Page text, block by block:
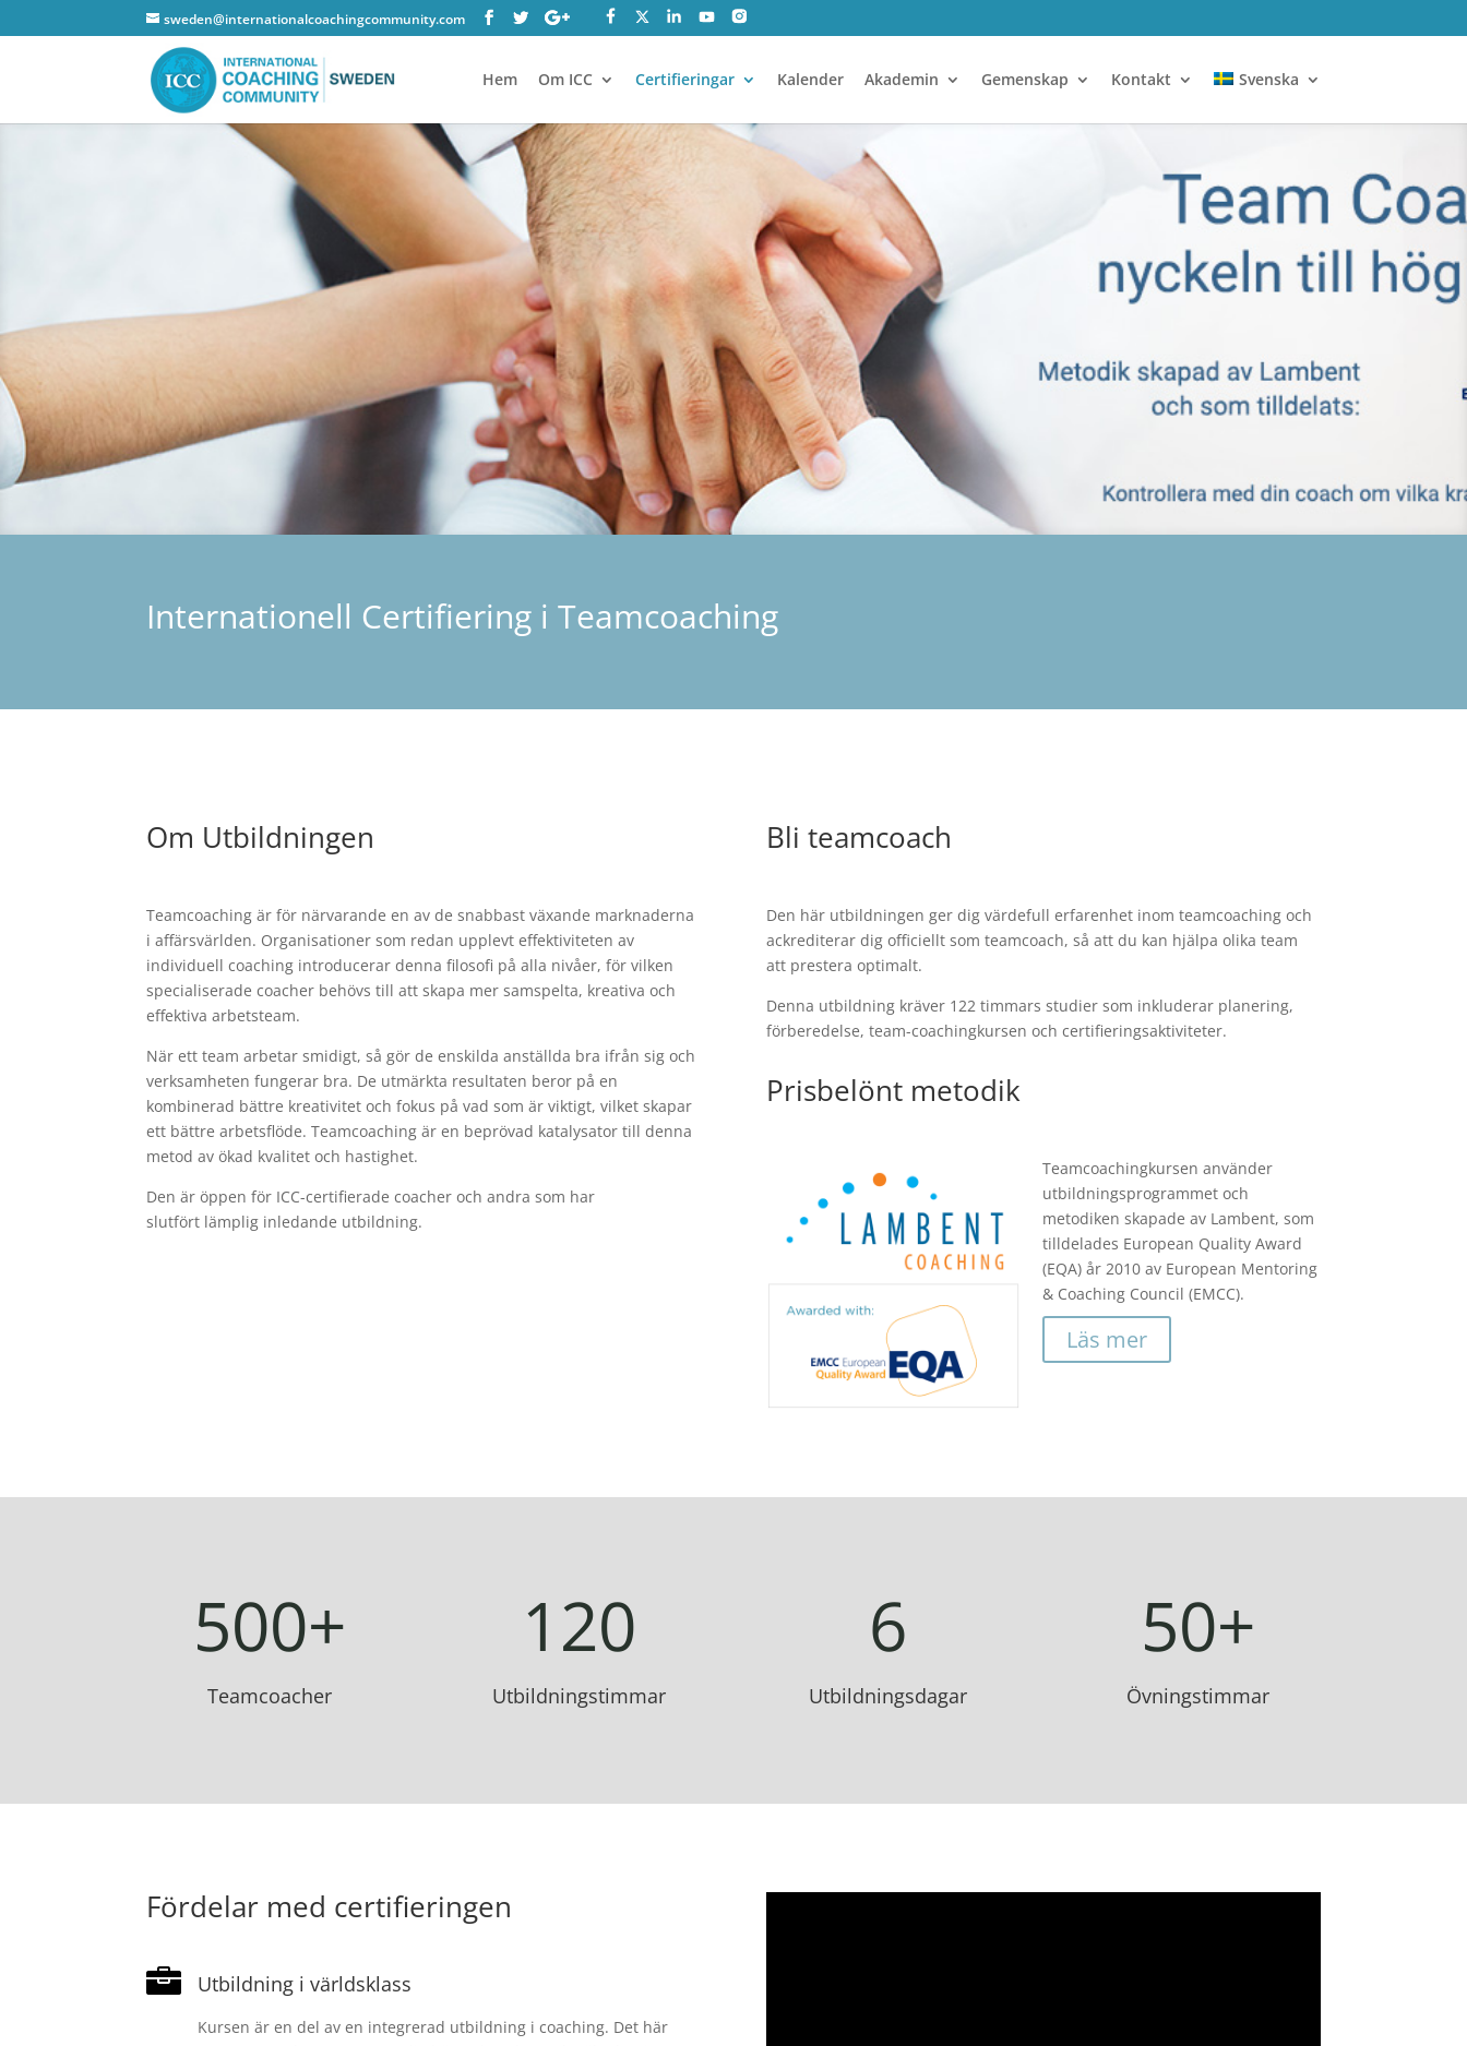
sweden@internationalcoachingcommunity.com
Hem Om ICC Certifieringar Kalender Akademin Gemenskap Kontakt Svenska
Internationell Certifiering i Teamcoaching
Om Utbildningen
Teamcoaching är för närvarande en av de snabbast växande marknaderna
i affärsvärlden. Organisationer som redan upplevt effektiviteten av
individuell coaching introducerar denna filosofi på alla nivåer, för vilken
specialiserade coacher behövs till att skapa mer samspelta, kreativa och
effektiva arbetsteam.
När ett team arbetar smidigt, så gör de enskilda anställda bra ifrån sig och
verksamheten fungerar bra. De utmärkta resultaten beror på en
kombinerad bättre kreativitet och fokus på vad som är viktigt, vilket skapar
ett bättre arbetsflöde. Teamcoaching är en beprövad katalysator till denna
metod av ökad kvalitet och hastighet.
Den är öppen för ICC-certifierade coacher och andra som har
slutfört lämplig inledande utbildning.
Bli teamcoach
Den här utbildningen ger dig värdefull erfarenhet inom teamcoaching och
ackrediterar dig officiellt som teamcoach, så att du kan hjälpa olika team
att prestera optimalt.
Denna utbildning kräver 122 timmars studier som inkluderar planering,
förberedelse, team-coachingkursen och certifieringsaktiviteter.
Prisbelönt metodik
Teamcoachingkursen använder
utbildningsprogrammet och
metodiken skapade av Lambent, som
tilldelades European Quality Award
(EQA) år 2010 av European Mentoring
& Coaching Council (EMCC).
Läs mer
500+
Teamcoacher
120
Utbildningstimmar
6
Utbildningsdagar
50+
Övningstimmar
Fördelar med certifieringen
 Utbildning i världsklass
Kursen är en del av en integrerad utbildning i coaching. Det här